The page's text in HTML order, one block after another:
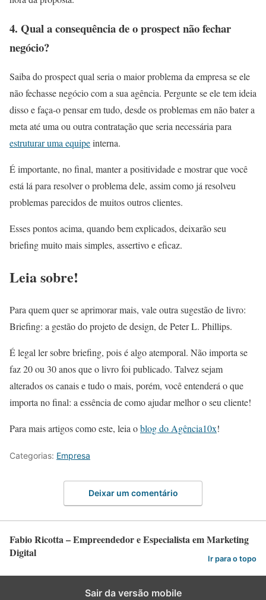
4. Qual a consequência de o prospect não fechar
negócio?
Saiba do prospect qual seria o maior problema da empresa se ele
não fechasse negócio com a sua agência. Pergunte se ele tem ideia
disso e faça-o pensar em tudo, desde os problemas em não bater a
meta até uma ou outra contratação que seria necessária para
estruturar uma equipeinterna.
É importante, no final, manter a positividade e mostrar que você
está lá para resolver o problema dele, assim como já resolveu
problemas parecidos de muitos outros clientes.
Esses pontos acima, quando bem explicados, deixarão seu
briefing muito mais simples, assertivo e eficaz.
Leia sobre!
Para quem quer se aprimorar mais, vale outra sugestão de livro:
Briefing: a gestão do projeto de design, de Peter L. Phillips.
É legal ler sobre briefing, pois é algo atemporal. Não importa se
faz 20 ou 30 anos que o livro foi publicado. Talvez sejam
alterados os canais e tudo o mais, porém, você entenderá o que
importa no final: a essência de como ajudar melhor o seu cliente!
Para mais artigos como este, leia oblog do Agência10x!
Categorias: Empresa
Deixar um comentário
Fabio Ricotta – Empreendedor e Especialista em Marketing
Digital
Ir para o topo
Sair da versão mobile